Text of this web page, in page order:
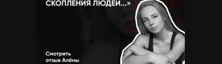
ОТЗЫВЫ УЧЕНИКОВ